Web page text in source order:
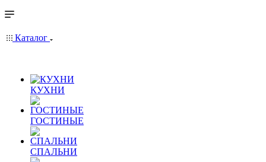
Каталог
КУХНИ
ГОСТИНЫЕ
СПАЛЬНИ